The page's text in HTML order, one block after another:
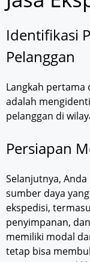
Identifikasi
Pelanggan
Langkah pertama
adalah
pelanggan di
Persiapan
Selanjutnya,
sumber daya
ekspedisi,
penyimpanan,
memiliki modal
tetap bisa